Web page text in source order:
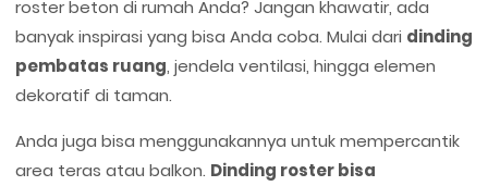
roster beton di rumah Anda? Jangan khawatir, ada
banyak inspirasi yang bisa Anda coba. Mulai dari dinding
pembatas ruang, jendela ventilasi, hingga elemen
dekoratif di taman.
Anda juga bisa menggunakannya untuk mempercantik
area teras atau balkon. Dinding roster bisa